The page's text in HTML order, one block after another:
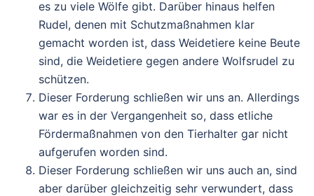
es zu viele Wölfe gibt. Darüber hinaus helfen
Rudel, denen mit Schutzmaßnahmen klar
gemacht worden ist, dass Weidetiere keine Beute
sind, die Weidetiere gegen andere Wolfsrudel zu
schützen.
Dieser Forderung schließen wir uns an. Allerdings
war es in der Vergangenheit so, dass etliche
Fördermaßnahmen von den Tierhalter gar nicht
aufgerufen worden sind.
Dieser Forderung schließen wir uns auch an, sind
aber darüber gleichzeitig sehr verwundert, dass